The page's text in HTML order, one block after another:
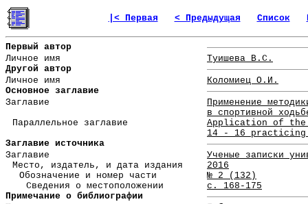
|< Первая < Предыдущая Список
Первый автор
Личное имя
Туишева В.С.
Другой автор
Личное имя
Коломиец О.И.
Основное заглавие
Заглавие
Применение
в спортивной
Параллельное заглавие
Application of
14 - 16 practicing
Заглавие источника
Заглавие
Ученые записки
Место, издатель, и дата издания
2016
Обозначение и номер части
№ 2 (132)
Сведения о местоположении
с. 168-175
Примечание о библиографии